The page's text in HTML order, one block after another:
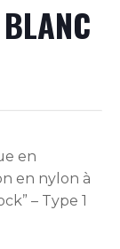
en
en nylon à
– Type 1